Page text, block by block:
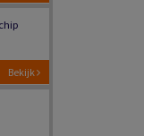
Bekijk